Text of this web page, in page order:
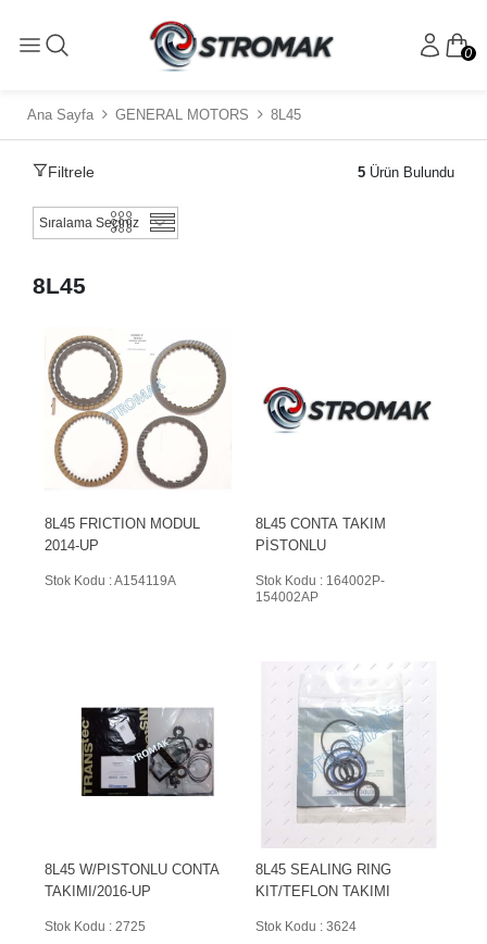
0
Ana Sayfa GENERAL MOTORS 8L45
Filtrele 5 Ürün Bulundu
8L45
8L45 FRICTION MODUL
2014-UP
Stok Kodu : A154119A
8L45 CONTA TAKIM
PİSTONLU
Stok Kodu : 164002P-
154002AP
8L45 W/PISTONLU CONTA
TAKIMI/2016-UP
Stok Kodu : 2725
8L45 SEALING RING
KIT/TEFLON TAKIMI
Stok Kodu : 3624